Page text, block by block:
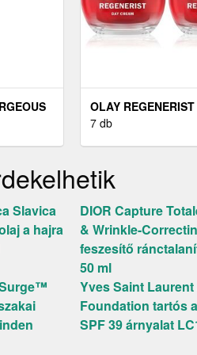
OLAY
CREAM HIDRATÁLÓ
7 db
Slavica
a hajra
DIOR Capture
& Wrinkle-
feszesítő
50 ml
Yves Saint
Foundation tartós
SPF 39 árnyalat